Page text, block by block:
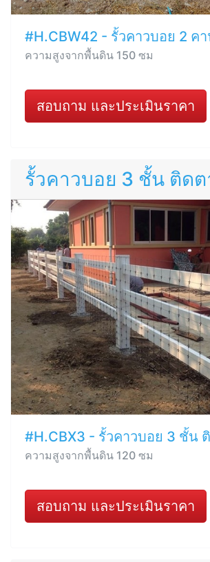
#H.CBW42 - รั้วคาวบอย 2 ค
ความสูงจากพื้นดิน 150 ซม
สอบถาม และประเมินราคา
รั้วคาวบอย 3 ชั้น ติด
#H.CBX3 - รั้วคาวบอย 3 ชั้น
ความสูงจากพื้นดิน 120 ซม
สอบถาม และประเมินราคา